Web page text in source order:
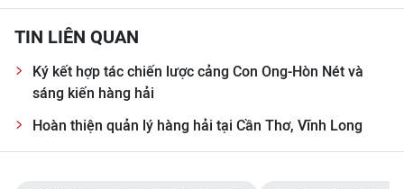
Media Du lịch
Media Thế giới
Media Thể thao
Media Giáo dục
TIN LIÊN QUAN
Ký kết hợp tác chiến lược cảng Con Ong-Hòn Nét và
sáng kiến hàng hải
Hoàn thiện quản lý hàng hải tại Cần Thơ, Vĩnh Long